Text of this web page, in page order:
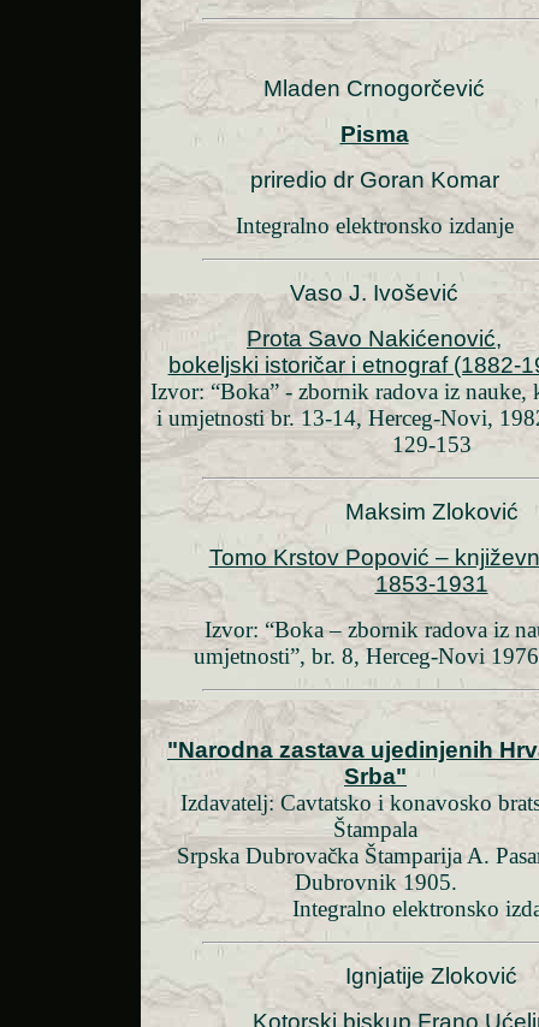
Mladen Crnogorčević
Pisma
priredio dr Goran Komar
Integralno elektronsko izdanje
Vaso J. Ivošević
Prota Savo Nakićenović,
bokeljski istoričar i etnograf (1882-
Izvor: “Boka” - zbornik radova iz nauke,
i umjetnosti br. 13-14, Herceg-Novi,
129-153
Maksim Zloković
Tomo Krstov Popović –
1853-1931
Izvor: “Boka – zbornik radova iz
umjetnosti”, br. 8, Herceg-Novi
"Narodna zastava ujedinjenih
Srba"
Izdavatelj: Cavtatsko i konavosko
Štampala
Srpska Dubrovačka Štamparija A.
Dubrovnik 1905.
Integralno elektronsko
Ignjatije Zloković
Kotorski biskup Frano